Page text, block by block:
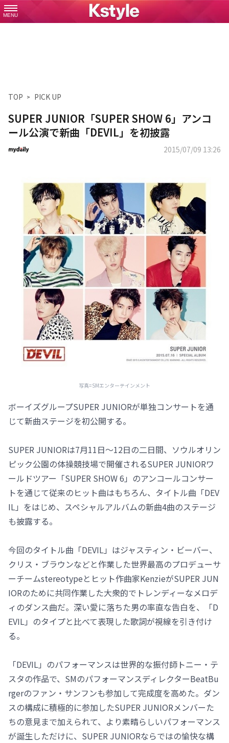
MENU
TOP PICK UP
SUPER JUNIOR「SUPER SHOW 6」アンコ
ール公演で新曲「DEVIL」を初披露
2015/07/09 13:26
写真=SMエンターテインメント
ボーイズグループSUPER JUNIORが単独コンサートを通
じて新曲ステージを初公開する。
SUPER JUNIORは7月11日～12日の二日間、ソウルオリン
ピック公園の体操競技場で開催されるSUPER JUNIORワ
ールドツアー「SUPER SHOW 6」のアンコールコンサー
トを通じて従来のヒット曲はもちろん、タイトル曲「DEV
IL」をはじめ、スペシャルアルバムの新曲4曲のステージ
も披露する。
今回のタイトル曲「DEVIL」はジャスティン・ビーバー、
クリス・ブラウンなどと作業した世界最高のプロデューサ
ーチームstereotypeとヒット作曲家KenzieがSUPER JUN
IORのために共同作業した大衆的でトレンディーなメロデ
ィのダンス曲だ。深い愛に落ちた男の率直な告白を、「D
EVIL」のタイプと比べて表現した歌詞が視線を引き付け
る。
「DEVIL」のパフォーマンスは世界的な振付師トニー・テ
スタの作品で、SMのパフォーマンスディレクターBeatBu
rgerのファン・サンフンも参加して完成度を高めた。ダン
スの構成に積極的に参加したSUPER JUNIORメンバーた
ちの意見まで加えられて、より素晴らしいパフォーマンス
が誕生しただけに、SUPER JUNIORならではの愉快な構